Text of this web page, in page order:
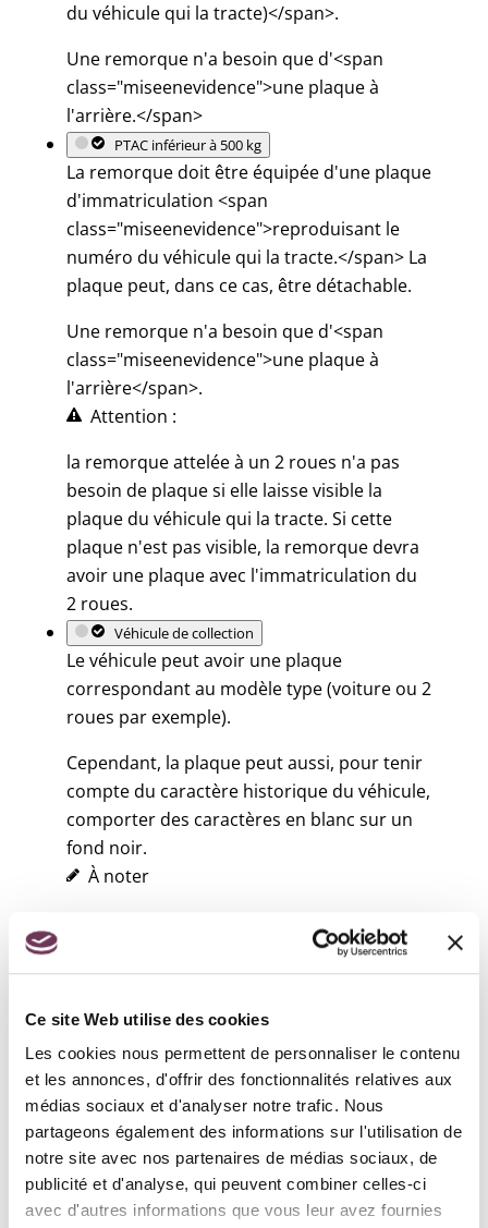
Ce site Web utilise des cookies
Les cookies nous permettent de personnaliser le contenu
et les annonces, d'offrir des fonctionnalités relatives aux
médias sociaux et d'analyser notre trafic. Nous
partageons également des informations sur l'utilisation de
notre site avec nos partenaires de médias sociaux, de
publicité et d'analyse, qui peuvent combiner celles-ci
avec d'autres informations que vous leur avez fournies
du véhicule qui la tracte)</span>.
Une remorque n'a besoin que d'<span
class="miseenevidence">une plaque à
l'arrière.</span>
PTAC inférieur à 500 kg
La remorque doit être équipée d'une plaque
d'immatriculation <span
class="miseenevidence">reproduisant le
numéro du véhicule qui la tracte.</span> La
plaque peut, dans ce cas, être détachable.
Une remorque n'a besoin que d'<span
class="miseenevidence">une plaque à
l'arrière</span>.
Attention :
la remorque attelée à un 2 roues n'a pas
besoin de plaque si elle laisse visible la
plaque du véhicule qui la tracte. Si cette
plaque n'est pas visible, la remorque devra
avoir une plaque avec l'immatriculation du
2 roues.
Véhicule de collection
Le véhicule peut avoir une plaque
correspondant au modèle type (voiture ou 2
roues par exemple).
Cependant, la plaque peut aussi, pour tenir
compte du caractère historique du véhicule,
comporter des caractères en blanc sur un
fond noir.
À noter
d'immatriculation comporte un identifiant
territorial.
Un véhicule agricole ou forestier à moteur peut
n'avoir qu'<span class="miseenevidence">une
seule plaque d'immatriculation</span>. Le
véhicule doit être attaché à une exploitation
agricole ou forestière, à une entreprise de
travaux agricoles ou à une coopérative
d'utilisation de matériel agricole.